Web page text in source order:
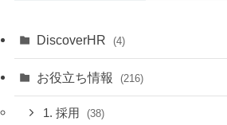
DiscoverHR (4)
お役立ち情報 (216)
1. 採用 (38)